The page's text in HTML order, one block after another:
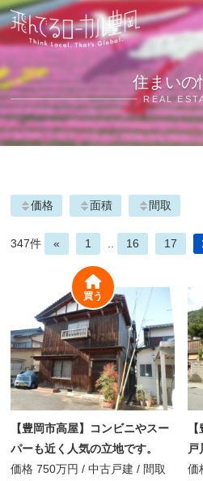
住まいの
REAL
価格 面積 間取
347件 « 1 16 17
【豊岡市高屋】コンビニやスー
パーも近く人気の立地です。
価格 750万円 / 中古戸建 / 間取
買う
価